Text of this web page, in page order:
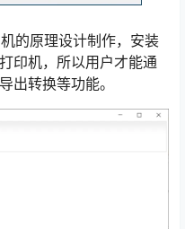
的原理设计制作，安装
印机，所以用户才能通
出转换等功能。